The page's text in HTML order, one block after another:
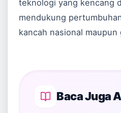
teknologi yang kencang
mendukung
kancah nasional maupun
Baca Juga